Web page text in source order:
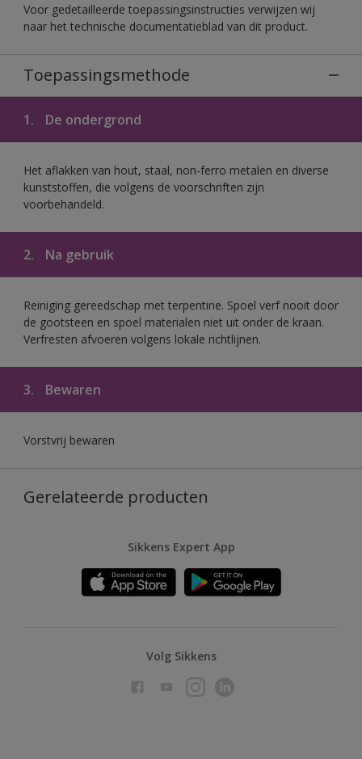
Voor gedetailleerde toepassingsinstructies verwijzen wij
naar het technische documentatieblad van dit product.
Toepassingsmethode
1. De ondergrond
Het aflakken van hout, staal, non-ferro metalen en diverse
kunststoffen, die volgens de voorschriften zijn
voorbehandeld.
2. Na gebruik
Reiniging gereedschap met terpentine. Spoel verf nooit door
de gootsteen en spoel materialen niet uit onder de kraan.
Verfresten afvoeren volgens lokale richtlijnen.
3. Bewaren
Vorstvrij bewaren
Gerelateerde producten
Sikkens Expert App
Volg Sikkens